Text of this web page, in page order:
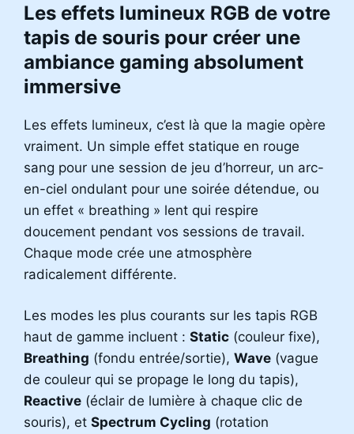
Les effets lumineux RGB de votre
tapis de souris pour créer une
ambiance gaming absolument
immersive
Les effets lumineux, c’est là que la magie opère
vraiment. Un simple effet statique en rouge
sang pour une session de jeu d’horreur, un arc-
en-ciel ondulant pour une soirée détendue, ou
un effet « breathing » lent qui respire
doucement pendant vos sessions de travail.
Chaque mode crée une atmosphère
radicalement différente.
Les modes les plus courants sur les tapis RGB
haut de gamme incluent : Static (couleur fixe),
Breathing (fondu entrée/sortie), Wave (vague
de couleur qui se propage le long du tapis),
Reactive (éclair de lumière à chaque clic de
souris), et Spectrum Cycling (rotation